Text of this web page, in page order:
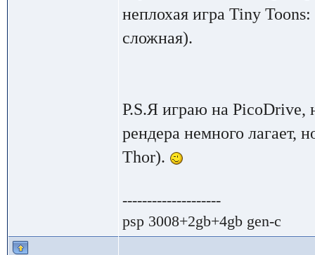
неплохая игра Tiny
сложная).
P.S.Я играю на PicoDrive,
рендера немного лагает,
Thor).
--------------------
psp 3008+2gb+4gb gen-c